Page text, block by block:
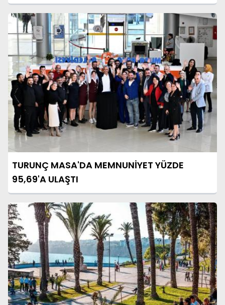
TURUNÇ MASA'DA MEMNUNİYET YÜZDE
95,69'A ULAŞTI